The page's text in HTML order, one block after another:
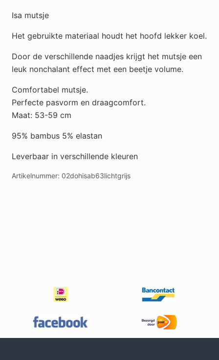
aantal
Isa mutsje
Het gebruikte materiaal houdt het hoofd lekker koel.
Door de verschillende naadjes krijgt het mutsje een
leuk nonchalant effect met een beetje volume.
Comfortabel mutsje.
Perfecte pasvorm en draagcomfort.
Maat: 53-59 cm
95% bambus 5% elastan
Leverbaar in verschillende kleuren
Artikelnummer: 02dohisab63lichtgrijs